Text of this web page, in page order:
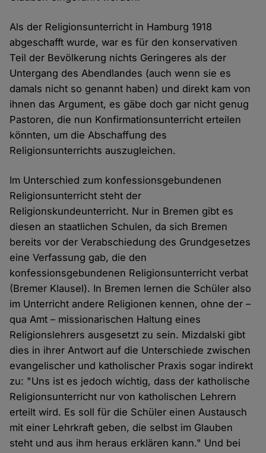
Als der Religionsunterricht in Hamburg 1918
abgeschafft wurde, war es für den konservativen
Teil der Bevölkerung nichts Geringeres als der
Untergang des Abendlandes (auch wenn sie es
damals nicht so genannt haben) und direkt kam von
ihnen das Argument, es gäbe doch gar nicht genug
Pastoren, die nun Konfirmationsunterricht erteilen
könnten, um die Abschaffung des
Religionsunterrichts auszugleichen.
Im Unterschied zum konfessionsgebundenen
Religionsunterricht steht der
Religionskundeunterricht. Nur in Bremen gibt es
diesen an staatlichen Schulen, da sich Bremen
bereits vor der Verabschiedung des Grundgesetzes
eine Verfassung gab, die den
konfessionsgebundenen Religionsunterricht verbat
(Bremer Klausel). In Bremen lernen die Schüler also
im Unterricht andere Religionen kennen, ohne der –
qua Amt – missionarischen Haltung eines
Religionslehrers ausgesetzt zu sein. Mizdalski gibt
dies in ihrer Antwort auf die Unterschiede zwischen
evangelischer und katholischer Praxis sogar indirekt
zu: "Uns ist es jedoch wichtig, dass der katholische
Religionsunterricht nur von katholischen Lehrern
erteilt wird. Es soll für die Schüler einen Austausch
mit einer Lehrkraft geben, die selbst im Glauben
steht und aus ihm heraus erklären kann." Und bei